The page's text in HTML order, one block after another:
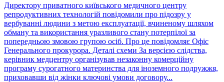
Директору приватного київського медичного центру
репродуктивних технологій повідомили про підозру у
вербуванні людини з метою експлуатації, вчиненому шляхом
обману та використання уразливого стану потерпілої за
попередньою змовою групою осіб. Про це повідомляє Офіс
Генерального прокурора. Деталі схеми За версією слідства,
керівник медцентру організував незаконну комерційну
програму сурогатного материнства для іноземного подружжя,
приховавши від жінки ключові умови договору...